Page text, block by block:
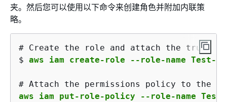
夹。然后您可以使用以下命令来创建角色并附加内联策
略。
# Create the role and attach the trust
$ aws iam create-role --role-name
aws iam put-role-policy --role-name